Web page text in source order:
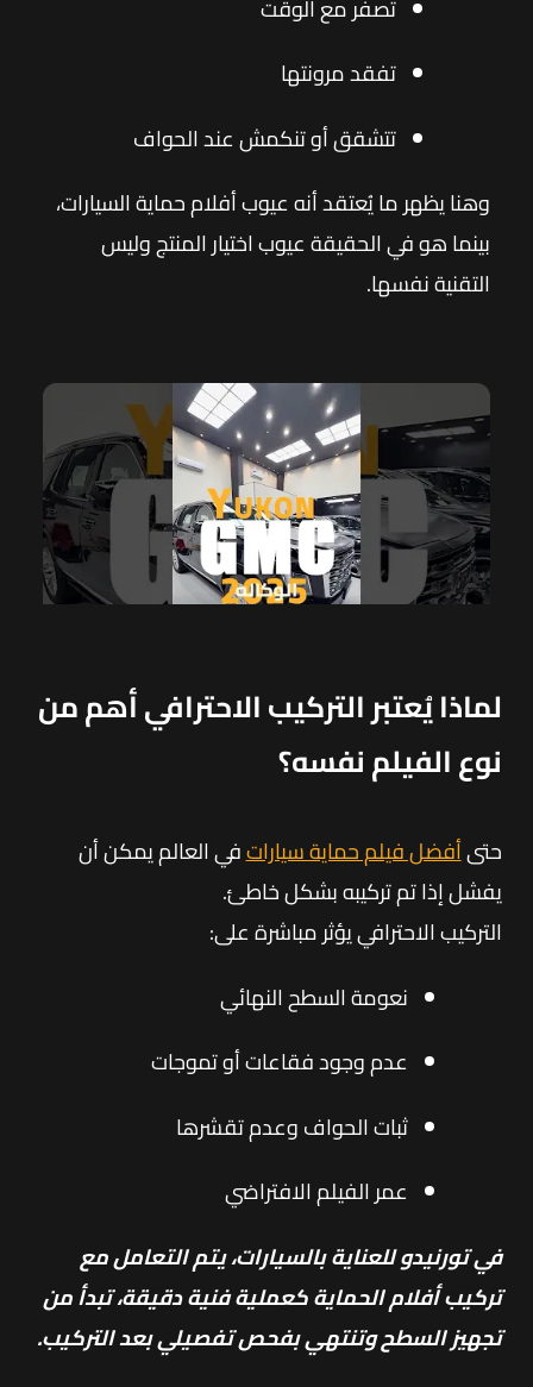
تصفر مع الوقت
تفقد مرونتها
تتشقق أو تنكمش عند الحواف
وهنا يظهر ما يُعتقد أنه عيوب أفلام حماية السيارات،
بينما هو في الحقيقة عيوب اختيار المنتج وليس
التقنية نفسها.
لماذا يُعتبر التركيب الاحترافي أهم من
نوع الفيلم نفسه؟
حتىأفضل فيلم حماية سياراتفي العالم يمكن أن
يفشل إذا تم تركيبه بشكل خاطئ.
التركيب الاحترافي يؤثر مباشرة على:
نعومة السطح النهائي
عدم وجود فقاعات أو تموجات
ثبات الحواف وعدم تقشرها
عمر الفيلم الافتراضي
في تورنيدو للعناية بالسيارات، يتم التعامل مع
تركيب أفلام الحماية كعملية فنية دقيقة، تبدأ من
تجهيز السطح وتنتهي بفحص تفصيلي بعد التركيب.